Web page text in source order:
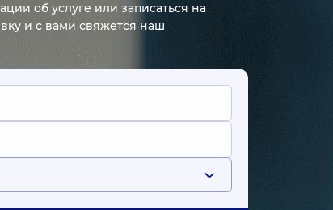
об услуге или записаться на
и с вами свяжется наш